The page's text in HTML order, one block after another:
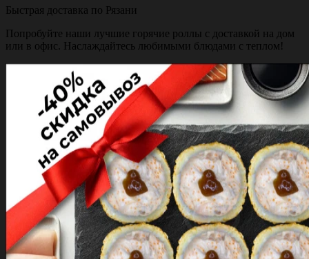
Быстрая доставка по Рязани
Попробуйте наши лучшие горячие роллы с доставкой на дом
или в офис. Наслаждайтесь любимыми блюдами с теплом!